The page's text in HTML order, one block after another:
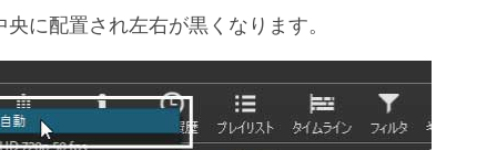
に配置され左右が黒くなります。